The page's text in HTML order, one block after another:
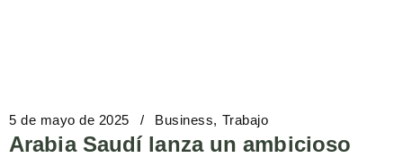
5 de mayo de 2025 Business Trabajo
Arabia Saudí lanza un ambicioso